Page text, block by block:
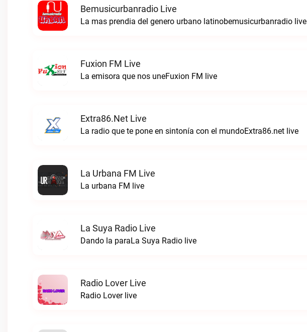
Bemusicurbanradio Live
La mas prendia del genero urbano latinobemusicurbanradio live
Fuxion FM Live
La emisora que nos uneFuxion FM live
Extra86.net Live
La radio que te pone en sintonía con el mundoExtra86.net live
La Urbana FM Live
La urbana FM live
La Suya Radio Live
Dando la paraLa Suya Radio live
Radio Lover Live
Radio Lover live